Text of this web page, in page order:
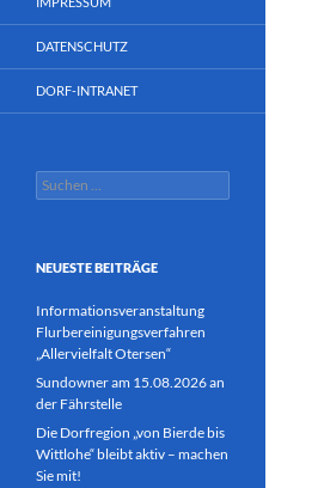
DATENSCHUTZ
DORF-INTRANET
Suchen
nach:
NEUESTE BEITRÄGE
Informationsveranstaltung
Flurbereinigungsverfahren
„Allervielfalt Otersen“
Sundowner am 15.08.2026 an
der Fährstelle
Die Dorfregion „von Bierde bis
Wittlohe“ bleibt aktiv – machen
Sie mit!